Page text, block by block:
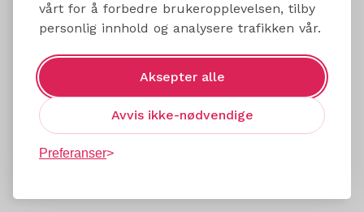
vårt for å forbedre brukeropplevelsen, tilby
personlig innhold og analysere trafikken vår.
Aksepter alle
Avvis ikke-nødvendige
Preferanser